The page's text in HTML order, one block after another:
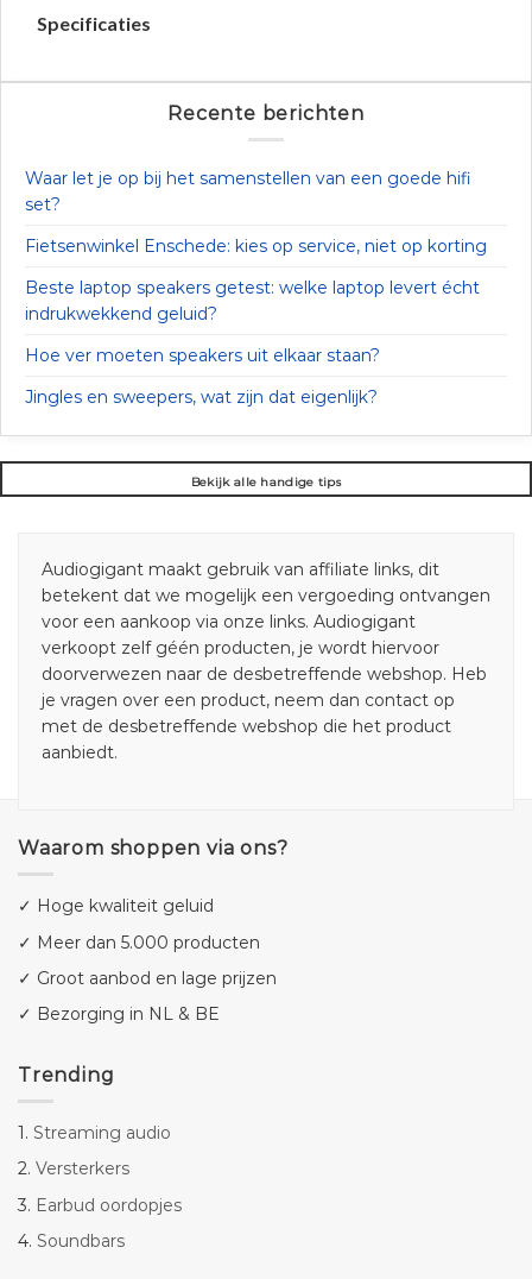
Specificaties
Recente berichten
Waar let je op bij het samenstellen van een goede hifi
set?
Fietsenwinkel Enschede: kies op service, niet op korting
Beste laptop speakers getest: welke laptop levert écht
indrukwekkend geluid?
Hoe ver moeten speakers uit elkaar staan?
Jingles en sweepers, wat zijn dat eigenlijk?
Bekijk alle handige tips
Audiogigant maakt gebruik van affiliate links, dit
betekent dat we mogelijk een vergoeding ontvangen
voor een aankoop via onze links. Audiogigant
verkoopt zelf géén producten, je wordt hiervoor
doorverwezen naar de desbetreffende webshop. Heb
je vragen over een product, neem dan contact op
met de desbetreffende webshop die het product
aanbiedt.
Waarom shoppen via ons?
✓ Hoge kwaliteit geluid
✓ Meer dan 5.000 producten
✓ Groot aanbod en lage prijzen
✓ Bezorging in NL & BE
Trending
1. Streaming audio
2. Versterkers
3. Earbud oordopjes
4. Soundbars